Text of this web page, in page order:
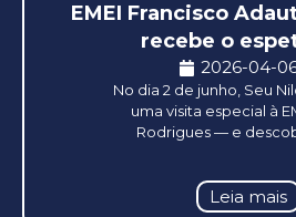
EMEI Francisco
recebe o
2026-04-
No dia 2 de junho, Seu
uma visita especial à
Rodrigues — e
Leia mais